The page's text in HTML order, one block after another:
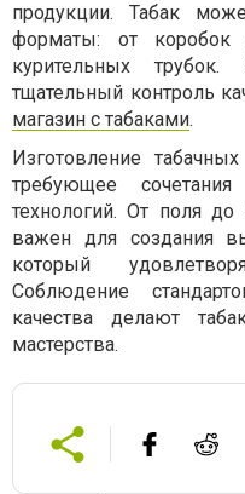
продукции. Табак
форматы: от
курительных
тщательный контроль
магазин с табаками.
Изготовление
требующее
технологий. От поля
важен для создания
который
Соблюдение
качества делают
мастерства.